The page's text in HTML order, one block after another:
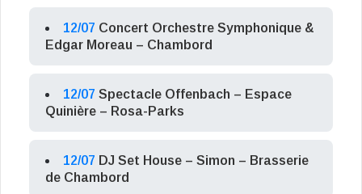
12/07 Concert Orchestre Symphonique &
Edgar Moreau – Chambord
12/07 Spectacle Offenbach – Espace
Quinière – Rosa-Parks
12/07 DJ Set House – Simon – Brasserie
de Chambord